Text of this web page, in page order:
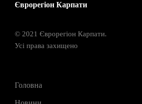
Єврорегіон Карпати
© 2021 Єврорегіон Карпати.
Усі права захищено
Головна